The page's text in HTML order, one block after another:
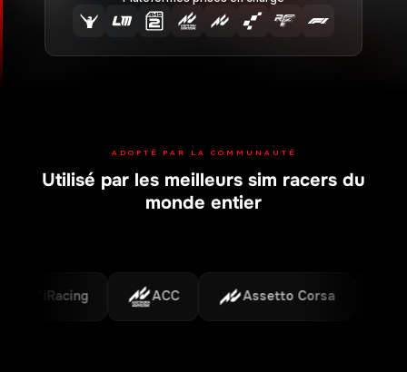
ADOPTÉ PAR LA COMMUNAUTÉ
Utilisé par les meilleurs sim racers du
monde entier
iRacing ACC Assetto Corsa